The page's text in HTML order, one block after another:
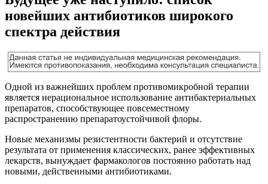
новейших антибиотиков широкого
спектра действия
Одной из важнейших проблем противомикробной терапии
является нерациональное использование антибактериальных
препаратов, способствующее повсеместному
распространению препаратоустойчивой флоры.
Новые механизмы резистентности бактерий и отсутствие
результата от применения классических, ранее эффективных
лекарств, вынуждает фармакологов постоянно работать над
новыми, действенными антибиотиками.